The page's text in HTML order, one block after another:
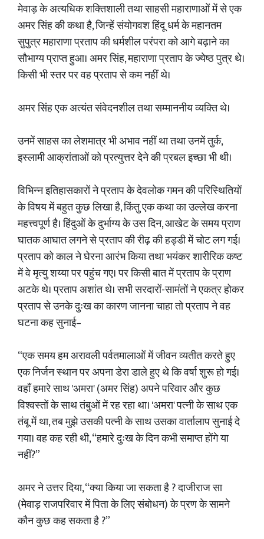
मेवाड़ के अत्यधिक शक्तिशाली तथा साहसी महाराणाओं में से एक
अमर सिंह की कथा है, जिन्हें संयोगवश हिंदू धर्म के महानतम
सुपुत्र महाराणा प्रताप की धर्मशील परंपरा को आगे बढ़ाने का
सौभाग्य प्राप्त हुआ। अमर सिंह, महाराणा प्रताप के ज्येष्ठ पुत्र थे।
किसी भी स्तर पर वह प्रताप से कम नहीं थे।
अमर सिंह एक अत्यंत संवेदनशील तथा सम्माननीय व्यक्ति थे।
उनमें साहस का लेशमात्र भी अभाव नहीं था तथा उनमें तुर्क,
इस्लामी आक्रांताओं को प्रत्युत्तर देने की प्रबल इच्छा भी थी।
विभिन्न इतिहासकारों ने प्रताप के देवलोक गमन की परिस्थितियों
के विषय में बहुत कुछ लिखा है, किंतु एक कथा का उल्लेख करना
महत्त्वपूर्ण है। हिंदुओं के दुर्भाग्य के उस दिन, आखेट के समय प्राण
घातक आघात लगने से प्रताप की रीढ़ की हड्डी में चोट लग गई।
प्रताप को काल ने घेरना आरंभ किया तथा भयंकर शारीरिक कष्ट
में वे मृत्यु शय्या पर पहुंच गए। पर किसी बात में प्रताप के प्राण
अटके थे। प्रताप अशांत थे। सभी सरदारों-सामंतों ने एकत्र होकर
प्रताप से उनके दुःख का कारण जानना चाहा तो प्रताप ने वह
घटना कह सुनाई–
“एक समय हम अरावली पर्वतमालाओं में जीवन व्यतीत करते हुए
एक निर्जन स्थान पर अपना डेरा डाले हुए थे कि वर्षा शुरू हो गई।
वहाँ हमारे साथ 'अमरा' (अमर सिंह) अपने परिवार और कुछ
विश्वस्तों के साथ तंबुओं में रह रहा था। 'अमरा' पत्नी के साथ एक
तंबू में था, तब मुझे उसकी पत्नी के साथ उसका वार्तालाप सुनाई दे
गया। वह कह रही थी, “हमारे दुःख के दिन कभी समाप्त होंगे या
नहीं?”
अमर ने उत्तर दिया, “क्या किया जा सकता है ? दाजीराज सा
(मेवाड़ राजपरिवार में पिता के लिए संबोधन) के प्रण के सामने
कौन कुछ कह सकता है ?”